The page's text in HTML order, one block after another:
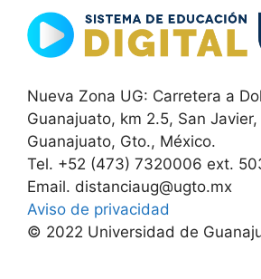
Nueva Zona UG: Carretera a
Guanajuato, km 2.5, San
Guanajuato, Gto., México.
Tel. +52 (473) 7320006 ext.
Email. distanciaug@ugto.mx
Aviso de privacidad
© 2022 Universidad de